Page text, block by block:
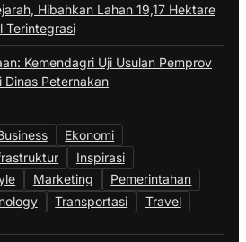
Hibahkan Lahan 19,17 Hektare
Terintegrasi
Kemendagri Uji Usulan Pemprov
Dinas Peternakan
Ekonomi
Inspirasi
Marketing
Pemerintahan
Transportasi Travel